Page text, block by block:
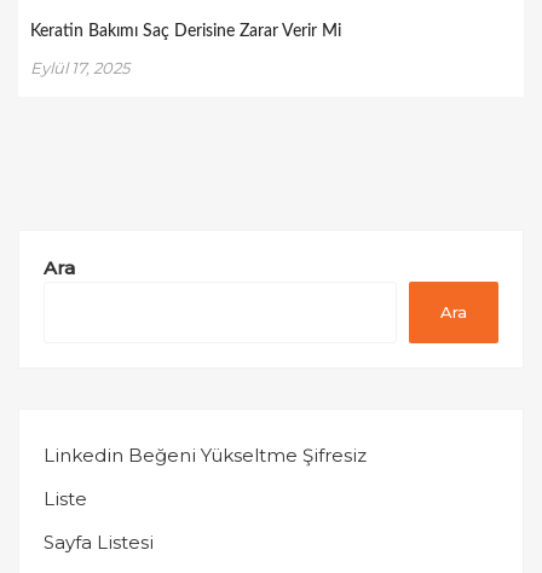
Keratin Bakımı Saç Derisine Zarar Verir Mi
Eylül 17, 2025
Ara
Ara
Linkedin Beğeni Yükseltme Şifresiz
Liste
Sayfa Listesi